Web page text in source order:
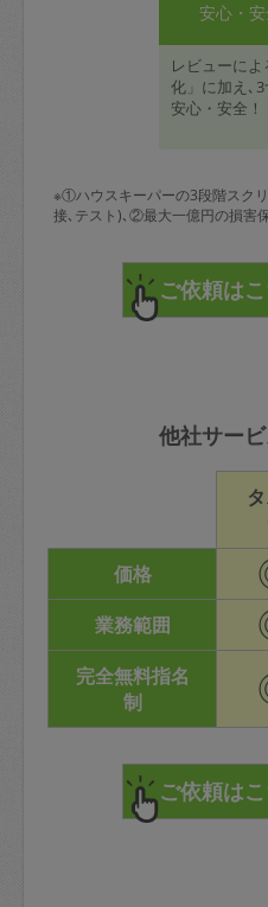
安心・
レビューによ
化」に加え､
安心・安全！
※①ハウスキーパーの3段階スク
接､テスト)､②最大一億円の損害
他社サー
価格
業務範囲
完全無料指名
制